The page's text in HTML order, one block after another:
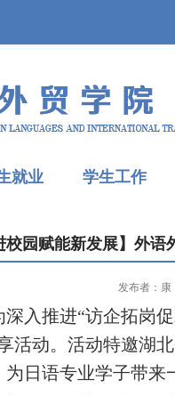
就业 学生工作
校园赋能新发展】外
发布者：康
深入推进“访企拓岗
活动。活动特邀湖
日语专业学子带来